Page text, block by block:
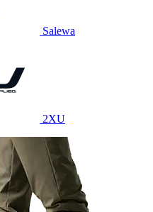
Salewa
2XU